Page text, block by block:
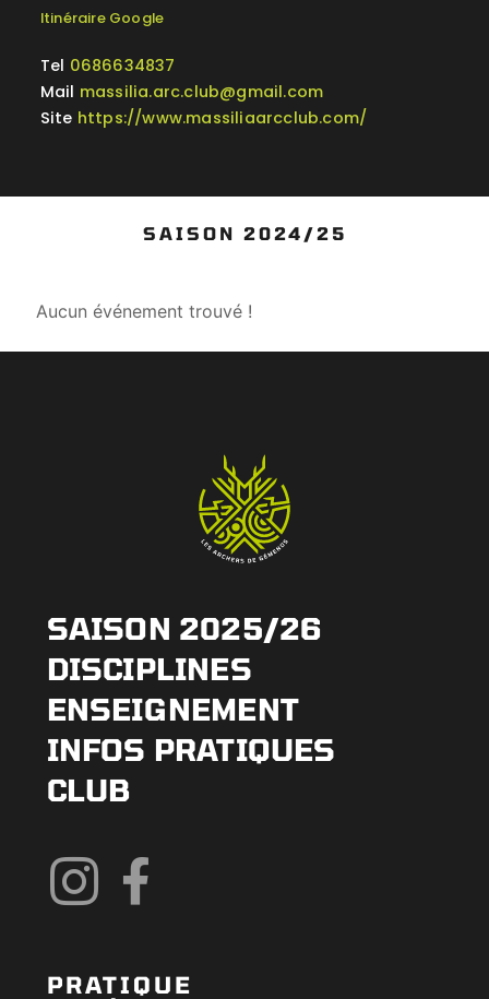
Itinéraire Google
Tel 0686634837
Mail massilia.arc.club@gmail.com
Site https://www.massiliaarcclub.com/
SAISON 2024/25
Aucun événement trouvé !
SAISON 2025/26
DISCIPLINES
ENSEIGNEMENT
INFOS PRATIQUES
CLUB
PRATIQUE